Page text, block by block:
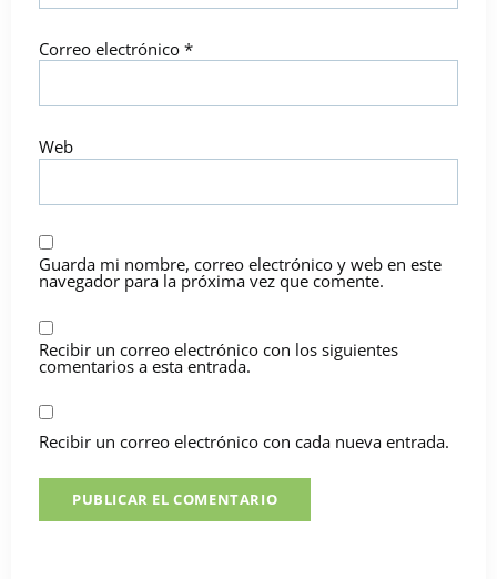
Correo electrónico *
Web
Guarda mi nombre, correo electrónico y web en este
navegador para la próxima vez que comente.
Recibir un correo electrónico con los siguientes
comentarios a esta entrada.
Recibir un correo electrónico con cada nueva entrada.